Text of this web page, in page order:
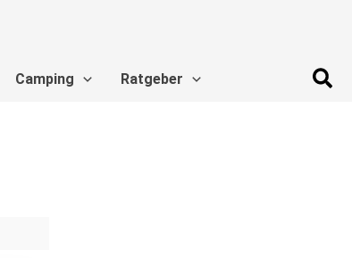
Camping Ratgeber